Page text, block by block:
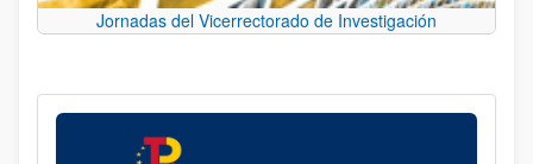
Jornadas del Vicerrectorado de Investigación